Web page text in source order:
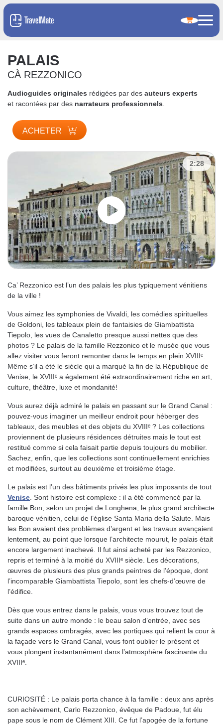
PALAIS
CÀ REZZONICO
Audioguides originales rédigées par des auteurs experts
et racontées par des narrateurs professionnels
ACHETER
2:28
Ca’ Rezzonico est l’un des palais les plus typiquement vénitiens
de la ville !
Vous aimez les symphonies de Vivaldi, les comédies spirituelles
de Goldoni, les tableaux plein de fantaisies de Giambattista
Tiepolo, les vues de Canaletto presque aussi nettes que des
photos ? Le palais de la famille Rezzonico et le musée que vous
allez visiter vous feront remonter dans le temps en plein XVIIIᵉ.
Même s’il a été le siècle qui a marqué la fin de la République de
Venise, le XVIIIᵉ a également été extraordinairement riche en art,
culture, théâtre, luxe et mondanité!
Vous aurez déjà admiré le palais en passant sur le Grand Canal :
pouvez-vous imaginer un meilleur endroit pour héberger des
tableaux, des meubles et des objets du XVIIIᵉ ? Les collections
proviennent de plusieurs résidences détruites mais le tout est
restitué comme si cela faisait partie depuis toujours du mobilier.
Sachez, enfin, que les collections sont continuellement enrichies
et modifiées, surtout au deuxième et troisième étage.
Le palais est l’un des bâtiments privés les plus imposants de tout
Venise . Sont histoire est complexe : il a été commencé par la
famille Bon, selon un projet de Longhena, le plus grand architecte
baroque vénitien, celui de l’église Santa Maria della Salute. Mais
les Bon avaient des problèmes d’argent et les travaux avançaient
lentement, au point que lorsque l’architecte mourut, le palais était
encore largement inachevé. Il fut ainsi acheté par les Rezzonico,
repris et terminé à la moitié du XVIIIᵉ siècle. Les décorations,
œuvres de plusieurs des plus grands peintres de l’époque, dont
l’incomparable Giambattista Tiepolo, sont les chefs-d’œuvre de
l’édifice.
Dès que vous entrez dans le palais, vous vous trouvez tout de
suite dans un autre monde : le beau salon d’entrée, avec ses
grands espaces ombragés, avec les portiques qui relient la cour à
la façade vers le Grand Canal, vous font oublier le présent et
vous plongent instantanément dans l’atmosphère fascinante du
XVIIIᵉ.
CURIOSITÉ : Le palais porta chance à la famille : deux ans après
son achèvement, Carlo Rezzonico, évêque de Padoue, fut élu
pape sous le nom de Clément XIII. Ce fut l’apogée de la fortune